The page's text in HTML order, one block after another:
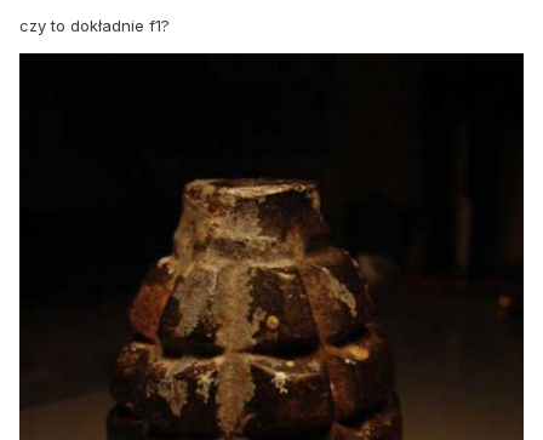
czy to dokładnie f1?